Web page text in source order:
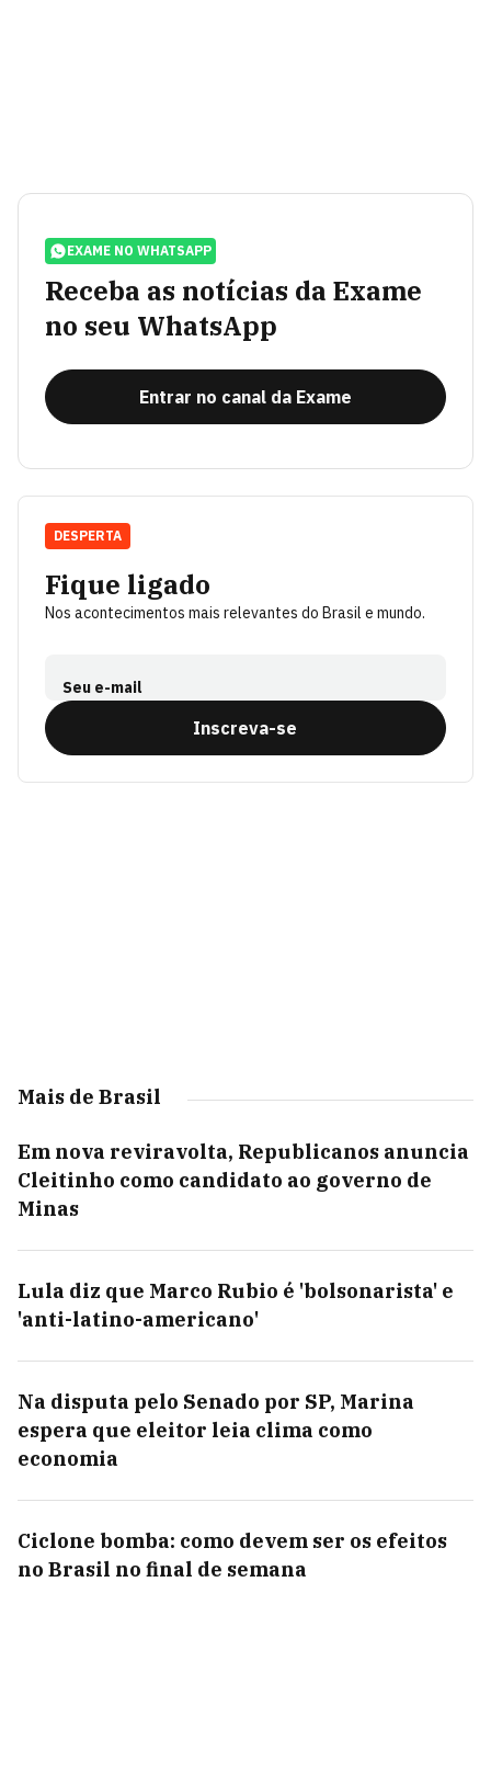
EXAME NO WHATSAPP
Receba as notícias da Exame
no seu WhatsApp
Entrar no canal da Exame
Fique ligado
Nos acontecimentos mais relevantes do Brasil e mundo.
Seu e-mail
Inscreva-se
DESPERTA
Mais de Brasil
Em nova reviravolta, Republicanos anuncia
Cleitinho como candidato ao governo de
Minas
Lula diz que Marco Rubio é 'bolsonarista' e
'anti-latino-americano'
Na disputa pelo Senado por SP, Marina
espera que eleitor leia clima como
economia
Ciclone bomba: como devem ser os efeitos
no Brasil no final de semana